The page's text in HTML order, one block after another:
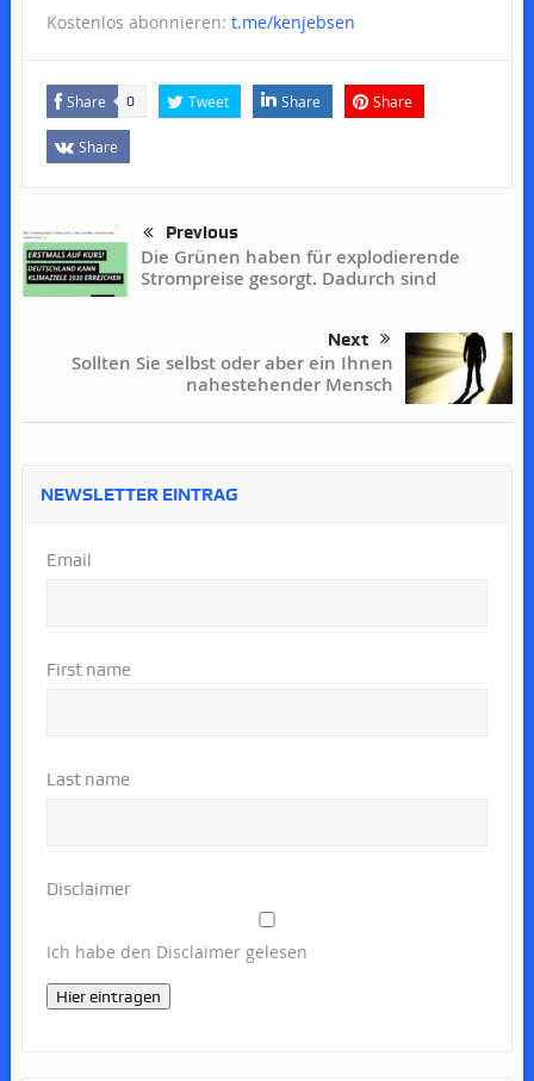
Kostenlos abonnieren: t.me/kenjebsen
Share 0 Tweet Share Share
Share
Previous
Die Grünen haben für explodierende
Strompreise gesorgt. Dadurch sind
Next
Sollten Sie selbst oder aber ein Ihnen
nahestehender Mensch
NEWSLETTER EINTRAG
Email
First name
Last name
Disclaimer
Ich habe den Disclaimer gelesen
Hier eintragen